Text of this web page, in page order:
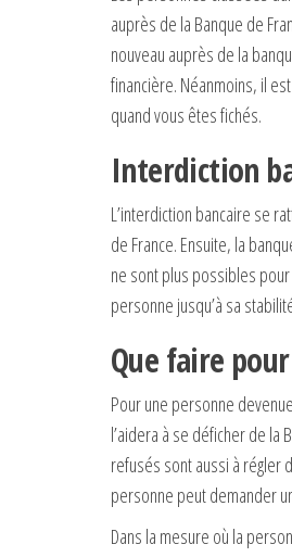
auprès de la Banque de
nouveau auprès de la
financière. Néanmoins, il
quand vous êtes fichés.
Interdiction
L’interdiction bancaire se
de France. Ensuite, la
ne sont plus possibles
personne jusqu’à sa
Que faire
Pour une personne
l’aidera à se déficher de la
refusés sont aussi à régler
personne peut demander
Dans la mesure où la